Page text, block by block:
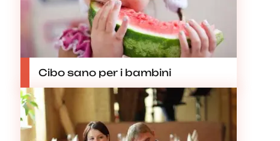
Cibo sano per i bambini